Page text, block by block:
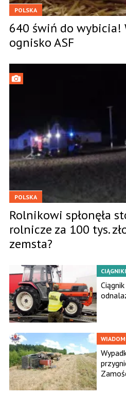
POLSKA
640 świń do wybicia!
ognisko ASF
POLSKA
Rolnikowi spłonęła
rolnicze za 100 tys.
zemsta?
CIĄGNIKI